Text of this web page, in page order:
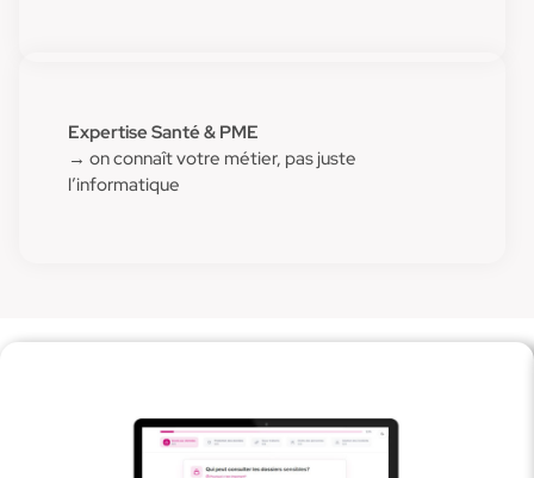
Expertise Santé & PME
→ on connaît votre métier, pas juste
l’informatique